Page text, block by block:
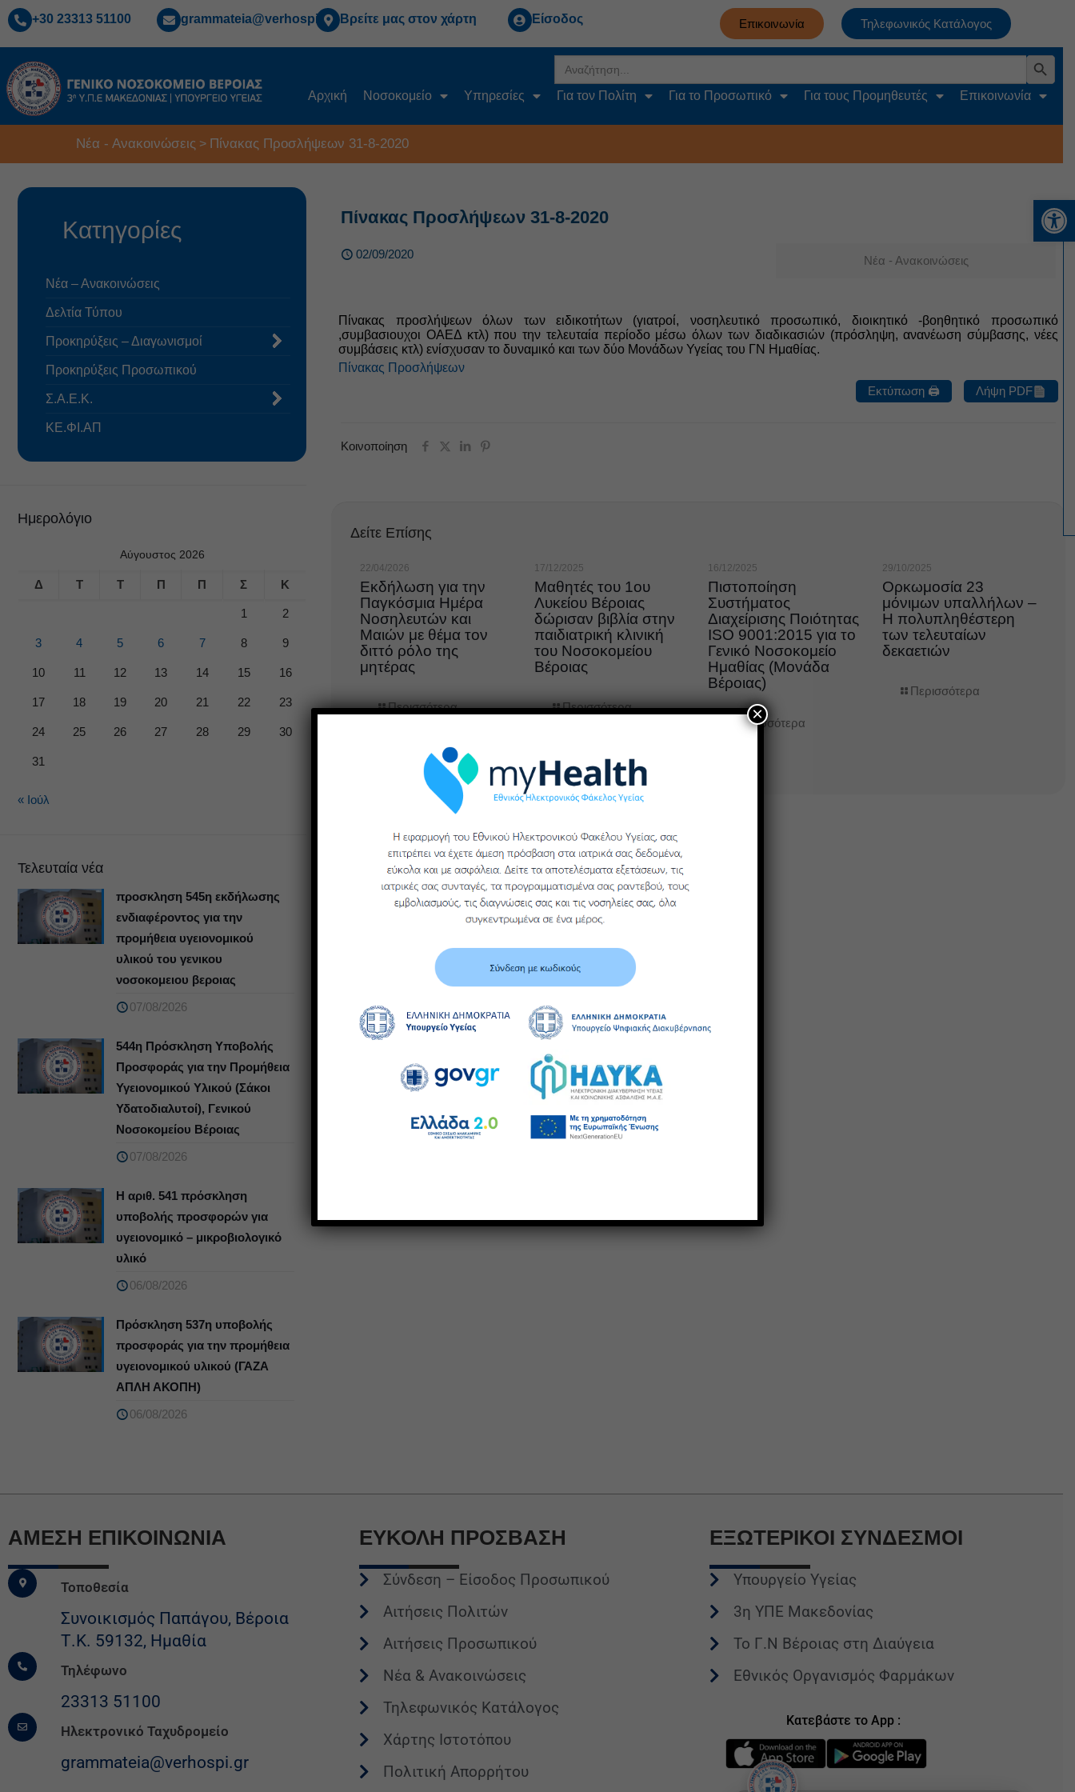
+30 23313 51100 grammateia@verhospi.gr Βρείτε μας στον χάρτη Είσοδος Επικοινωνία Τηλεφωνικός Κατάλογος
for:
Search Button
Αρχική Νοσοκομείο Υπηρεσίες Για τον Πολίτη Για το Προσωπικό Για τους Προμηθευτές Επικοινωνία
Νέα - Ανακοινώσεις > Πίνακας Προσλήψεων 31-8-2020
Πίνακας Προσλήψεων 31-8-2020
02/09/2020 Νέα - Ανακοινώσεις
Πίνακας προσλήψεων όλων των ειδικοτήτων (γιατροί, νοσηλευτικό προσωπικό, διοικητικό -βοηθητικό προσωπικό
,συμβασιουχοι ΟΑΕΔ κτλ) που την τελευταία περίοδο μέσω όλων των διαδικασιών (πρόσληψη, ανανέωση σύμβασης, νέες
συμβάσεις κτλ) ενίσχυσαν το δυναμικό και των δύο Μονάδων Υγείας του ΓΝ Ημαθίας.
Πίνακας Προσλήψεων
Εκτύπωση 🖨
Λήψη PDF
Κοινοποίηση
Δείτε Επίσης
22/04/2026
Εκδήλωση για την
Παγκόσμια Ημέρα
Νοσηλευτών και
Μαιών με θέμα τον
διττό ρόλο της
μητέρας
Περισσότερα
17/12/2025
Μαθητές του 1ου
Λυκείου Βέροιας
δώρισαν βιβλία στην
παιδιατρική κλινική
του Νοσοκομείου
Βέροιας
Περισσότερα
16/12/2025
Πιστοποίηση
Συστήματος
Διαχείρισης Ποιότητας
ISO 9001:2015 για το
Γενικό Νοσοκομείο
Ημαθίας (Μονάδα
Βέροιας)
Περισσότερα
29/10/2025
Ορκωμοσία 23
μόνιμων υπαλλήλων –
Η πολυπληθέστερη
των τελευταίων
δεκαετιών
Περισσότερα
Κατηγορίες
Νέα – Ανακοινώσεις
Δελτία Τύπου
Προκηρύξεις – Διαγωνισμοί
Προκηρύξεις Προσωπικού
Σ.Α.Ε.Κ.
ΚΕ.ΦΙ.ΑΠ
Ημερολόγιο
Αύγουστος 2026
Δ Τ Τ Π Π Σ Κ
1 2
3 4 5 6 7 8 9
10 11 12 13 14 15 16
17 18 19 20 21 22 23
24 25 26 27 28 29 30
31
« Ιούλ
Τελευταία νέα
προσκληση 545η εκδήλωσης
ενδιαφέροντος για την
προμήθεια υγειονομικού
υλικού του γενικου
νοσοκομειου βεροιας
07/08/2026
544η Πρόσκληση Υποβολής
Προσφοράς για την Προμήθεια
Υγειονομικού Υλικού (Σάκοι
Υδατοδιαλυτοί), Γενικού
Νοσοκομείου Βέροιας
07/08/2026
Η αριθ. 541 πρόσκληση
υποβολής προσφορών για
υγειονομικό – μικροβιολογικό
υλικό
06/08/2026
Πρόσκληση 537η υποβολής
προσφοράς για την προμήθεια
υγειονομικού υλικού (ΓΑΖΑ
ΑΠΛΗ ΑΚΟΠΗ)
06/08/2026
ΆΜΕΣΗ ΕΠΙΚΟΙΝΩΝΙΑ
Τοποθεσία
Συνοικισμός Παπάγου, Βέροια
Τ.Κ. 59132, Ημαθία
Τηλέφωνο
23313 51100
Ηλεκτρονικό Ταχυδρομείο
grammateia@verhospi.gr
ΕΥΚΟΛΗ ΠΡΟΣΒΑΣΗ
Σύνδεση – Είσοδος Προσωπικού
Αιτήσεις Πολιτών
Αιτήσεις Προσωπικού
Νέα & Ανακοινώσεις
Τηλεφωνικός Κατάλογος
Χάρτης Ιστοτόπου
Πολιτική Απορρήτου
ΕΞΩΤΕΡΙΚΟΙ ΣΥΝΔΕΣΜΟΙ
Υπουργείο Υγείας
3η ΥΠΕ Μακεδονίας
Το Γ.Ν Βέροιας στη Διαύγεια
Εθνικός Οργανισμός Φαρμάκων
Κατεβάστε το App :
×